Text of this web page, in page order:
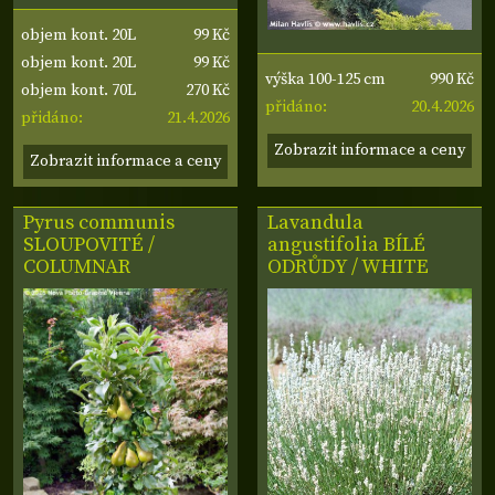
objem kont. 20L
99 Kč
objem kont. 20L
99 Kč
objem kont. 70L
270 Kč
přidáno:
21.4.2026
Zobrazit informace a ceny
výška 100-125 cm
990 Kč
přidáno:
20.4.2026
Zobrazit informace a ceny
Pyrus communis
SLOUPOVITÉ /
COLUMNAR
Lavandula
angustifolia BÍLÉ
ODRŮDY / WHITE